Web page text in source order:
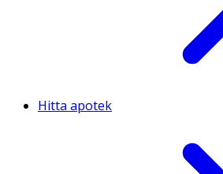
Hitta apotek